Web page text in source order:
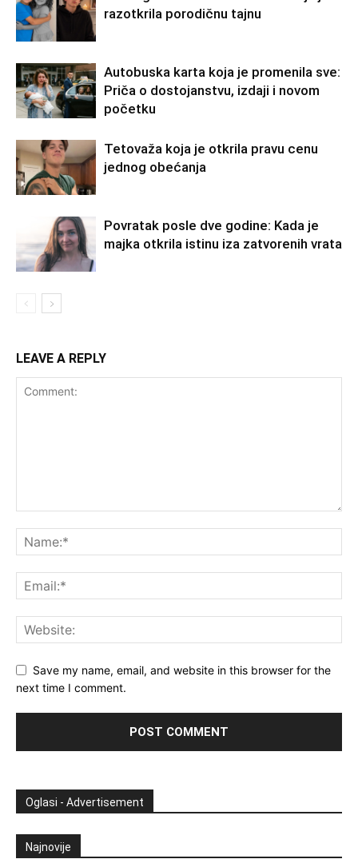
razotkrila porodičnu tajnu
Autobuska karta koja je promenila sve:
Priča o dostojanstvu, izdaji i novom
početku
Tetovaža koja je otkrila pravu cenu
jednog obećanja
Povratak posle dve godine: Kada je
majka otkrila istinu iza zatvorenih vrata
LEAVE A REPLY
Save my name, email, and website in this browser for the
next time I comment.
Oglasi - Advertisement
Najnovije